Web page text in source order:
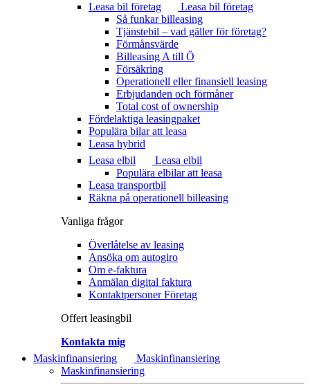
Leasa bil företag
Leasa bil företag
Så funkar billeasing
Tjänstebil – vad gäller för företag?
Förmånsvärde
Billeasing A till Ö
Försäkring
Operationell eller finansiell leasing
Erbjudanden och förmåner
Total cost of ownership
Fördelaktiga leasingpaket
Populära bilar att leasa
Leasa hybrid
Leasa elbil
Leasa elbil
Populära elbilar att leasa
Leasa transportbil
Räkna på operationell billeasing
Vanliga frågor
Överlåtelse av leasing
Ansöka om autogiro
Om e-faktura
Anmälan digital faktura
Kontaktpersoner Företag
Offert leasingbil
Kontakta mig
Maskinfinansiering
Maskinfinansiering
Maskinfinansiering